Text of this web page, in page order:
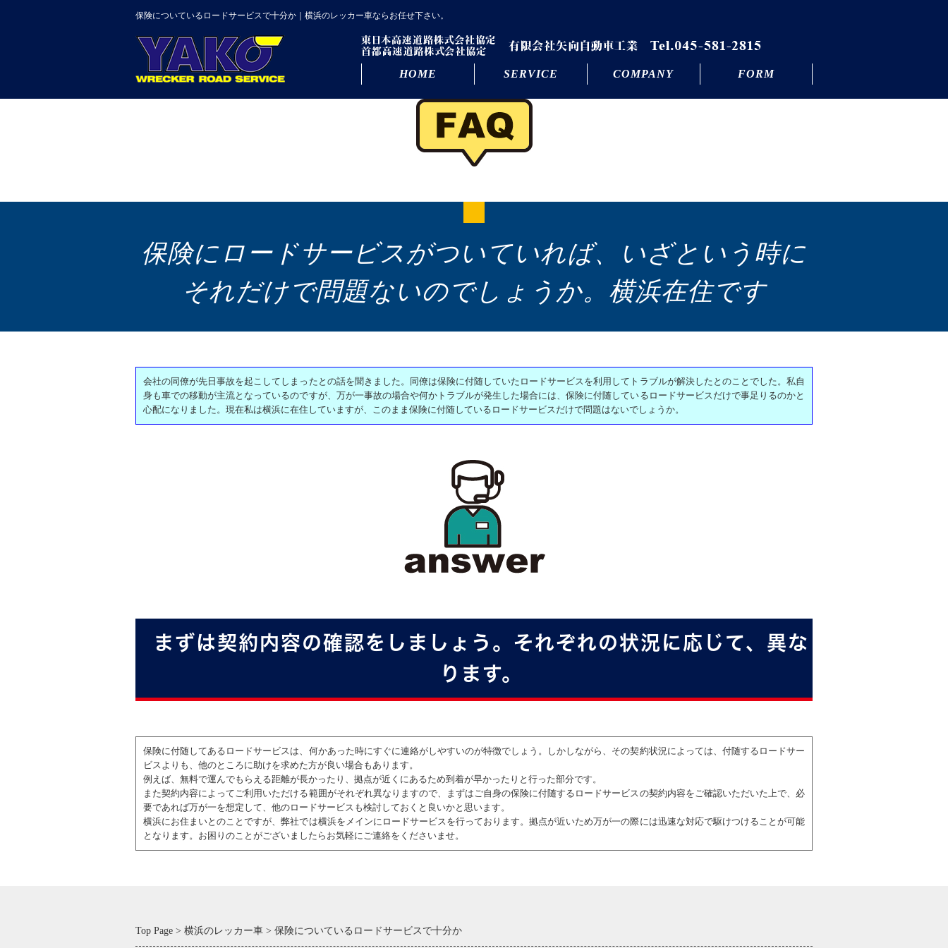
保険についているロードサービスで十分か｜横浜のレッカー車ならお任せ下さい。
HOME SERVICE COMPANY FORM
保険にロードサービスがついていれば、いざという時に
それだけで問題ないのでしょうか。横浜在住です
会社の同僚が先日事故を起こしてしまったとの話を聞きました。同僚は保険に付随していたロードサービスを利用してトラブルが解決したとのことでした。私自
身も車での移動が主流となっているのですが、万が一事故の場合や何かトラブルが発生した場合には、保険に付随しているロードサービスだけで事足りるのかと
心配になりました。現在私は横浜に在住していますが、このまま保険に付随しているロードサービスだけで問題はないでしょうか。
まずは契約内容の確認をしましょう。それぞれの状況に応じて、異な
ります。
保険に付随してあるロードサービスは、何かあった時にすぐに連絡がしやすいのが特徴でしょう。しかしながら、その契約状況によっては、付随するロードサー
ビスよりも、他のところに助けを求めた方が良い場合もあります。
例えば、無料で運んでもらえる距離が長かったり、拠点が近くにあるため到着が早かったりと行った部分です。
また契約内容によってご利用いただける範囲がそれぞれ異なりますので、まずはご自身の保険に付随するロードサービスの契約内容をご確認いただいた上で、必
要であれば万が一を想定して、他のロードサービスも検討しておくと良いかと思います。
横浜にお住まいとのことですが、弊社では横浜をメインにロードサービスを行っております。拠点が近いため万が一の際には迅速な対応で駆けつけることが可能
となります。お困りのことがございましたらお気軽にご連絡をくださいませ。
Top Page 横浜のレッカー車 保険についているロードサービスで十分か